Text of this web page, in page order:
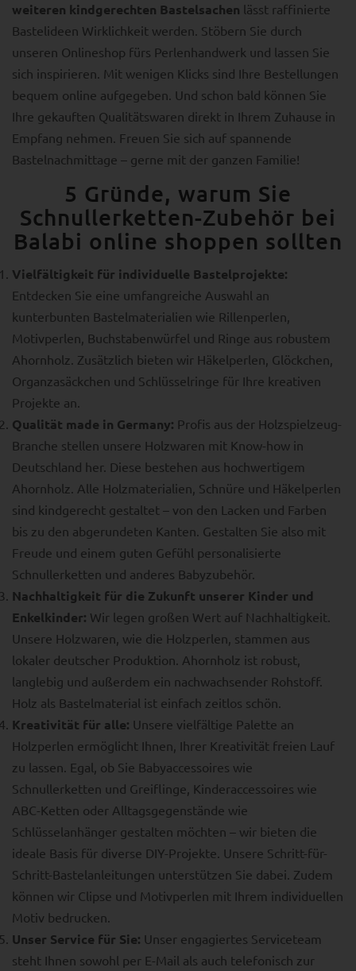
weiteren kindgerechten Bastelsachen lässt raffinierte
Bastelideen Wirklichkeit werden. Stöbern Sie durch
unseren Onlineshop fürs Perlenhandwerk und lassen Sie
sich inspirieren. Mit wenigen Klicks sind Ihre Bestellungen
bequem online aufgegeben. Und schon bald können Sie
Ihre gekauften Qualitätswaren direkt in Ihrem Zuhause in
Empfang nehmen. Freuen Sie sich auf spannende
Bastelnachmittage – gerne mit der ganzen Familie!
5 Gründe, warum Sie
Schnullerketten-Zubehör bei
Balabi online shoppen sollten
Vielfältigkeit für individuelle Bastelprojekte:
Entdecken Sie eine umfangreiche Auswahl an
kunterbunten Bastelmaterialien wie Rillenperlen,
Motivperlen, Buchstabenwürfel und Ringe aus robustem
Ahornholz. Zusätzlich bieten wir Häkelperlen, Glöckchen,
Organzasäckchen und Schlüsselringe für Ihre kreativen
Projekte an.
Qualität made in Germany: Profis aus der Holzspielzeug-
Branche stellen unsere Holzwaren mit Know-how in
Deutschland her. Diese bestehen aus hochwertigem
Ahornholz. Alle Holzmaterialien, Schnüre und Häkelperlen
sind kindgerecht gestaltet – von den Lacken und Farben
bis zu den abgerundeten Kanten. Gestalten Sie also mit
Freude und einem guten Gefühl personalisierte
Schnullerketten und anderes Babyzubehör.
Nachhaltigkeit für die Zukunft unserer Kinder und
Enkelkinder: Wir legen großen Wert auf Nachhaltigkeit.
Unsere Holzwaren, wie die Holzperlen, stammen aus
lokaler deutscher Produktion. Ahornholz ist robust,
langlebig und außerdem ein nachwachsender Rohstoff.
Holz als Bastelmaterial ist einfach zeitlos schön.
Kreativität für alle: Unsere vielfältige Palette an
Holzperlen ermöglicht Ihnen, Ihrer Kreativität freien Lauf
zu lassen. Egal, ob Sie Babyaccessoires wie
Schnullerketten und Greiflinge, Kinderaccessoires wie
ABC-Ketten oder Alltagsgegenstände wie
Schlüsselanhänger gestalten möchten – wir bieten die
ideale Basis für diverse DIY-Projekte. Unsere Schritt-für-
Schritt-Bastelanleitungen unterstützen Sie dabei. Zudem
können wir Clipse und Motivperlen mit Ihrem individuellen
Motiv bedrucken.
Unser Service für Sie: Unser engagiertes Serviceteam
steht Ihnen sowohl per E-Mail als auch telefonisch zur